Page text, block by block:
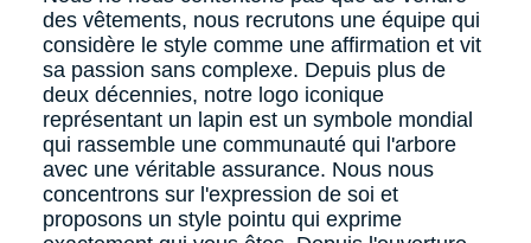
des vêtements, nous recrutons une équipe qui
considère le style comme une affirmation et vit
sa passion sans complexe. Depuis plus de
deux décennies, notre logo iconique
représentant un lapin est un symbole mondial
qui rassemble une communauté qui l'arbore
avec une véritable assurance. Nous nous
concentrons sur l'expression de soi et
proposons un style pointu qui exprime